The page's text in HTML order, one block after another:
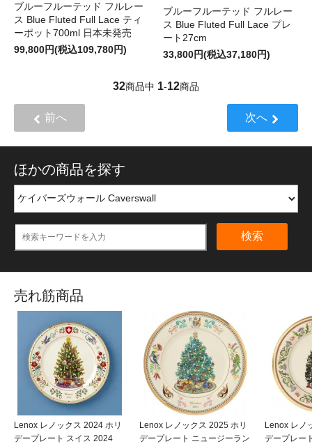
ブルーフルーテッド フルレー
ス Blue Fluted Full Lace ティ
ーポット700ml 日本未発売
99,800円(税込109,780円)
ブルーフルーテッド フルレー
ス Blue Fluted Full Lace プレ
ート27cm
33,800円(税込37,180円)
32商品中 1-12商品
前へ 次へ
ほかの商品を探す
検索
売れ筋商品
Lenox レノックス 2024 ホリ
デープレート スイス 2024
Lenox レノックス 2025 ホリ
デープレート ニュージーラン
Lenox レノ
デープレー